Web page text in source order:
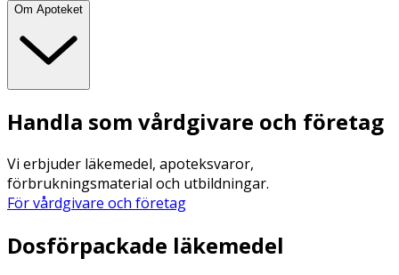
Om Apoteket
Handla som vårdgivare och företag
Vi erbjuder läkemedel, apoteksvaror,
förbrukningsmaterial och utbildningar.
För vårdgivare och företag
Dosförpackade läkemedel